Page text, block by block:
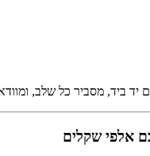
יד ביד, מסביר כל שלב,
אלפי שקלים